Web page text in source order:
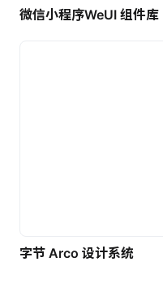
字节 Arco 设计系统